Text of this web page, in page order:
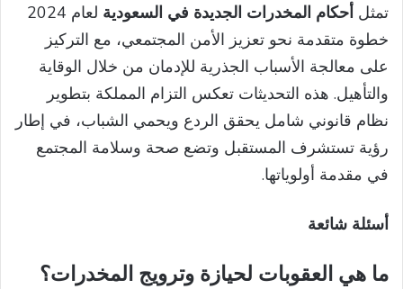
تمثل أحكام المخدرات الجديدة في السعودية
لعام 2024
خطوة متقدمة نحو تعزيز الأمن المجتمعي، مع التركيز
على معالجة الأسباب الجذرية للإدمان من خلال الوقاية
والتأهيل. هذه التحديثات تعكس التزام المملكة بتطوير
نظام قانوني شامل يحقق الردع ويحمي الشباب، في إطار
رؤية تستشرف المستقبل وتضع صحة وسلامة المجتمع
في مقدمة أولوياتها.
أسئلة شائعة
ما هي العقوبات لحيازة وترويج المخدرات؟